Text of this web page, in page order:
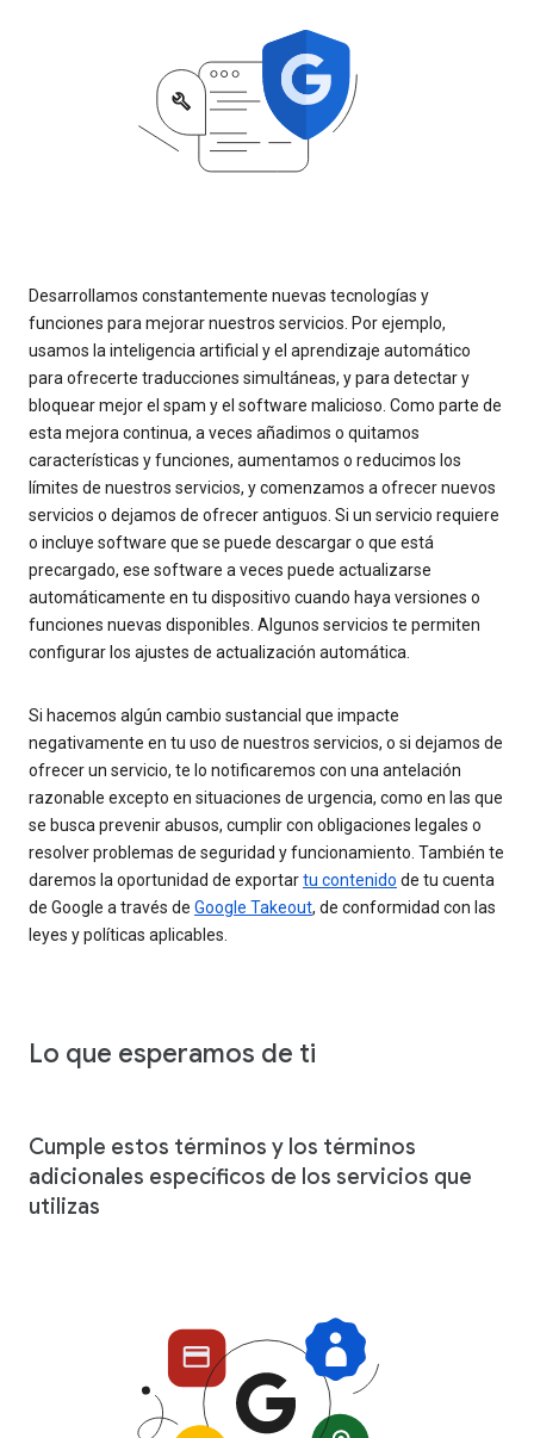
Desarrollamos constantemente nuevas tecnologías y
funciones para mejorar nuestros servicios. Por ejemplo,
usamos la inteligencia artificial y el aprendizaje automático
para ofrecerte traducciones simultáneas, y para detectar y
bloquear mejor el spam y el software malicioso. Como parte de
esta mejora continua, a veces añadimos o quitamos
características y funciones, aumentamos o reducimos los
límites de nuestros servicios, y comenzamos a ofrecer nuevos
servicios o dejamos de ofrecer antiguos. Si un servicio requiere
o incluye software que se puede descargar o que está
precargado, ese software a veces puede actualizarse
automáticamente en tu dispositivo cuando haya versiones o
funciones nuevas disponibles. Algunos servicios te permiten
configurar los ajustes de actualización automática.
Si hacemos algún cambio sustancial que impacte
negativamente en tu uso de nuestros servicios, o si dejamos de
ofrecer un servicio, te lo notificaremos con una antelación
razonable excepto en situaciones de urgencia, como en las que
se busca prevenir abusos, cumplir con obligaciones legales o
resolver problemas de seguridad y funcionamiento. También te
daremos la oportunidad de exportartu contenido de tu cuenta
de Google a través de Google Takeout, de conformidad con las
leyes y políticas aplicables.
Lo que esperamos de ti
Cumple estos términos y los términos
adicionales específicos de los servicios que
utilizas